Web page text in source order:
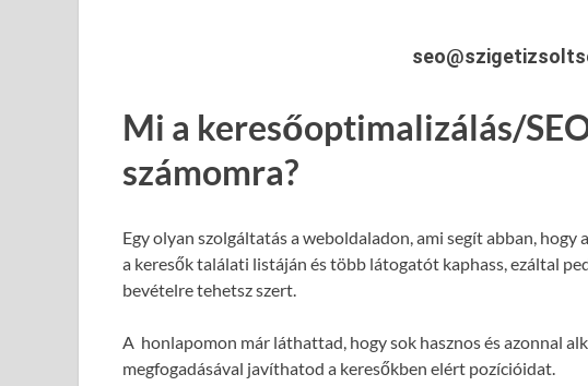
Mi a keresőoptimalizálás/
számomra?
Egy olyan szolgáltatás a weboldaladon, ami segít abban,
a keresők találati listáján és több látogatót kaphass, ezáltal
bevételre tehetsz szert.
A honlapomon már láthattad, hogy sok hasznos és azonnal
megfogadásával javíthatod a keresőkben elért pozícióidat.